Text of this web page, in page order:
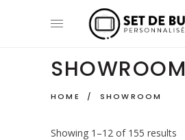
SHOWROOM
HOME / SHOWROOM
Showing 1–12 of 155 results